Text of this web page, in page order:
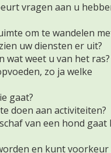
vragen aan u
om te wandelen
uw diensten er uit?
wat weet u van het ras?
zo ja welke
gaat?
doen aan activiteiten?
van een hond gaat
en kunt